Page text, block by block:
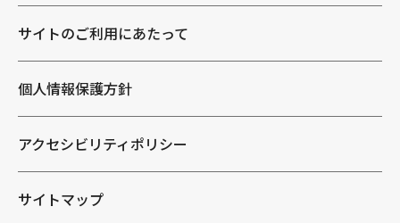
サイトのご利用にあたって
個人情報保護方針
アクセシビリティポリシー
サイトマップ